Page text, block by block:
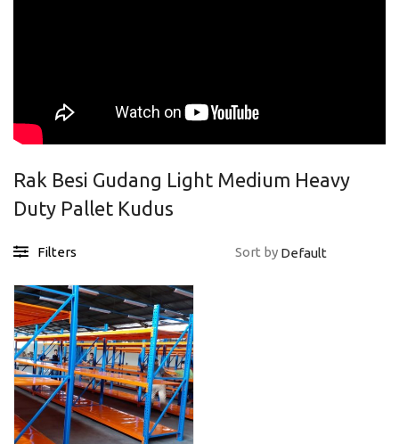
Rak Besi Gudang Light Medium Heavy
Duty Pallet Kudus
Filters Sort by